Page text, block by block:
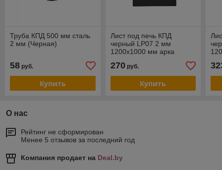
Труба КПД 500 мм сталь
2 мм (Черная)
58 руб.
Купить
Лист под печь КПД
черный LP07 2 мм
1200х1000 мм арка
270руб.
Купить
О нас
Рейтинг не сформирован
Менее 5 отзывов за последний год
Компания продает на Deal.by